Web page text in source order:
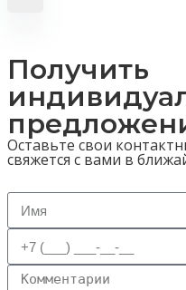
Получить
Оставьте свои
свяжется с вами в